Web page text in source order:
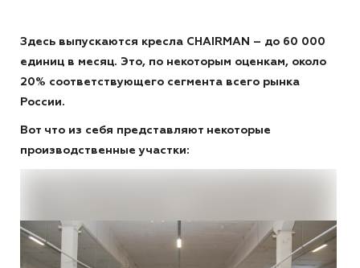
Здесь выпускаются кресла CHAIRMAN – до 60 000
единиц в месяц. Это, по некоторым оценкам, около
20% соответствующего сегмента всего рынка
России.
Вот что из себя представляют некоторые
производственные участки: